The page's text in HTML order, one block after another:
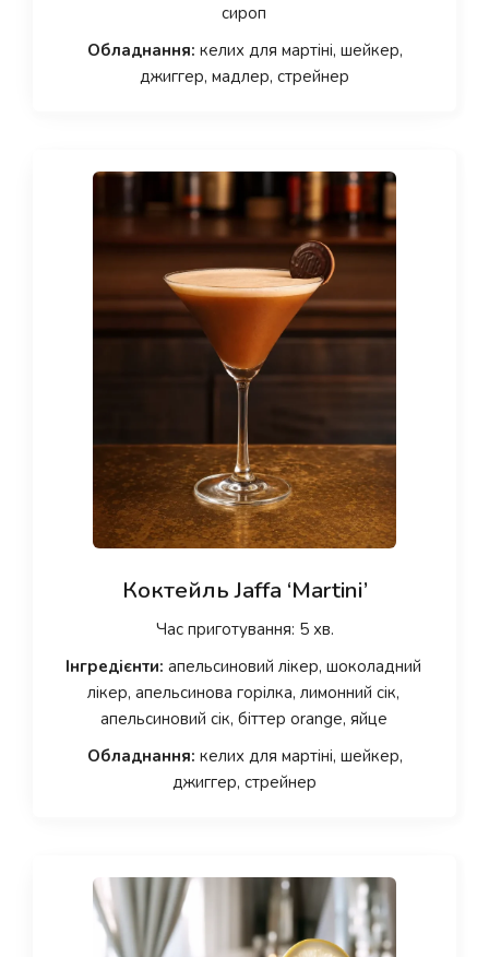
сироп
Обладнання: келих для мартіні, шейкер,
джиггер, мадлер, стрейнер
Коктейль Jaffa ‘Martini’
Час приготування: 5 хв.
Інгредієнти: апельсиновий лікер, шоколадний
лікер, апельсинова горілка, лимонний сік,
апельсиновий сік, біттер orange, яйце
Обладнання: келих для мартіні, шейкер,
джиггер, стрейнер